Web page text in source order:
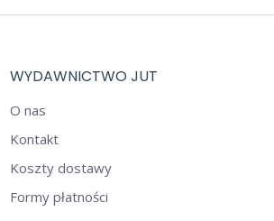
WYDAWNICTWO JUT
O nas
Kontakt
Koszty dostawy
Formy płatności